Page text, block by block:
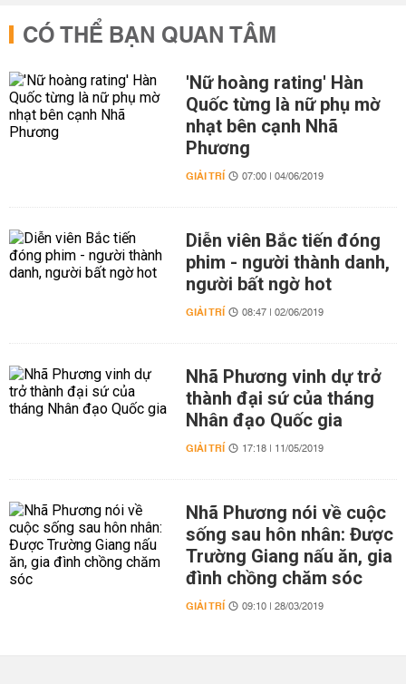
CÓ THỂ BẠN QUAN TÂM
'Nữ hoàng rating' Hàn
Quốc từng là nữ phụ mờ
nhạt bên cạnh Nhã
Phương
GIẢI TRÍ 07:00 | 04/06/2019
Diễn viên Bắc tiến đóng
phim - người thành danh,
người bất ngờ hot
GIẢI TRÍ 08:47 | 02/06/2019
Nhã Phương vinh dự trở
thành đại sứ của tháng
Nhân đạo Quốc gia
GIẢI TRÍ 17:18 | 11/05/2019
Nhã Phương nói về cuộc
sống sau hôn nhân: Được
Trường Giang nấu ăn, gia
đình chồng chăm sóc
GIẢI TRÍ 09:10 | 28/03/2019